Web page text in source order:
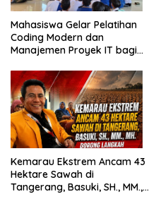
Mahasiswa Gelar Pelatihan
Coding Modern dan
Manajemen Proyek IT bagi
Kemarau Ekstrem Ancam 43
Hektare Sawah di
Tangerang, Basuki, SH., MM.,